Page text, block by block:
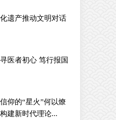
遗产推动文明对话
医者初心 笃行报国
仰的“星火”何以燎
建新时代理论...